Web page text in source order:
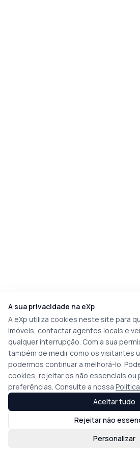
A sua privacidade na eXp
A eXp utiliza cookies neste site para
imóveis, contactar agentes locais e
qualquer interrupção. Com a sua
também de medir como os visitantes
podermos continuar a melhorá-lo.
cookies, rejeitar os não essenciais ou
preferências. Consulte a nossa
Personalizar
Rejeitar não
Aceitar tudo